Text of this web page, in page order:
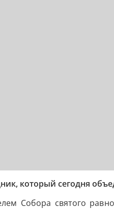
который сегодня
Собора святого